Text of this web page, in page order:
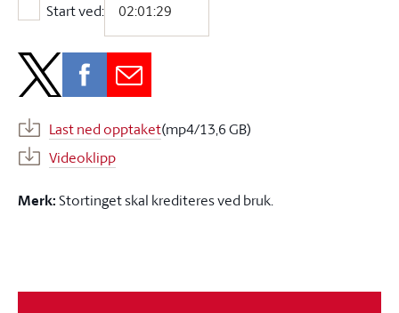
Start ved:
Start ved:
Last ned opptaket(mp4/13,6 GB)
Videoklipp
Merk:Stortinget skal krediteres ved bruk.